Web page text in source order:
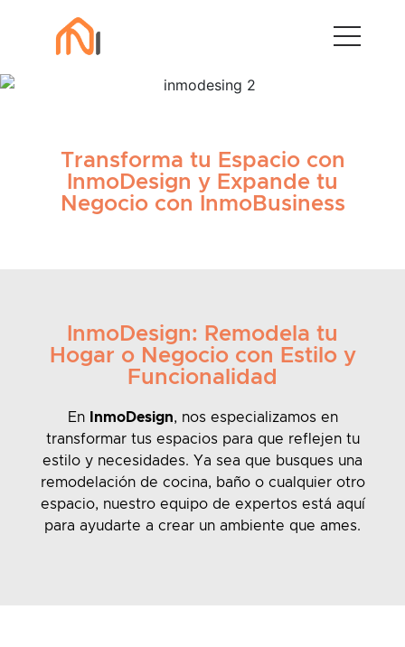
Transforma tu Espacio con
InmoDesign y Expande tu
Negocio con InmoBusiness
InmoDesign: Remodela tu
Hogar o Negocio con Estilo y
Funcionalidad
En InmoDesign, nos especializamos en
transformar tus espacios para que reflejen tu
estilo y necesidades. Ya sea que busques una
remodelación de cocina, baño o cualquier otro
espacio, nuestro equipo de expertos está aquí
para ayudarte a crear un ambiente que ames.